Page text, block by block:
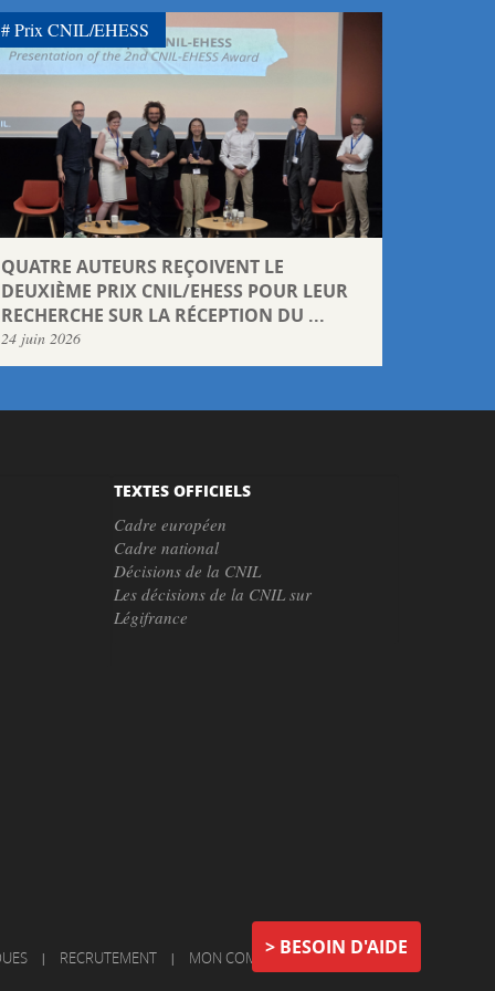
QUATRE AUTEURS REÇOIVENT LE
DEUXIÈME PRIX CNIL/EHESS POUR LEUR
RECHERCHE SUR LA RÉCEPTION DU ...
24 juin 2026
Prix CNIL/EHESS
BESOIN D'AIDE
TEXTES OFFICIELS
Cadre européen
Cadre national
Décisions de la CNIL
Les décisions de la CNIL sur
Légifrance
| RECRUTEMENT | MON COMPTE | NOUS